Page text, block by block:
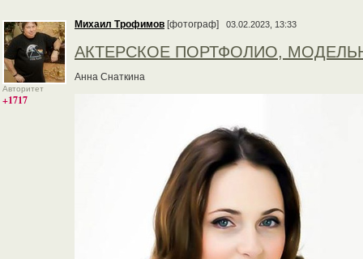
Авторитет
+1717
Михаил Трофимов [фотограф] 03.02.2023, 13:33
АКТЕРСКОЕ ПОРТФОЛИО,
Анна Снаткина